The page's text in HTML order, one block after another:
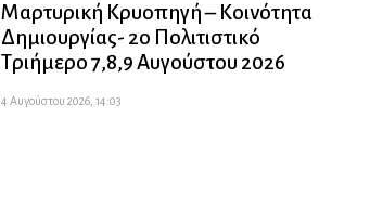
Μαρτυρική Κρυοπηγή – Κοινότητα
Δημιουργίας- 2ο Πολιτιστικό
Τριήμερο 7,8,9 Αυγούστου 2026
4 Αυγούστου 2026, 14:03